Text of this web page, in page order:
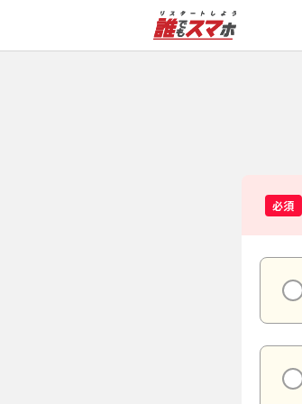
必須
Webで完結端末セット申込フォーム 誰でも